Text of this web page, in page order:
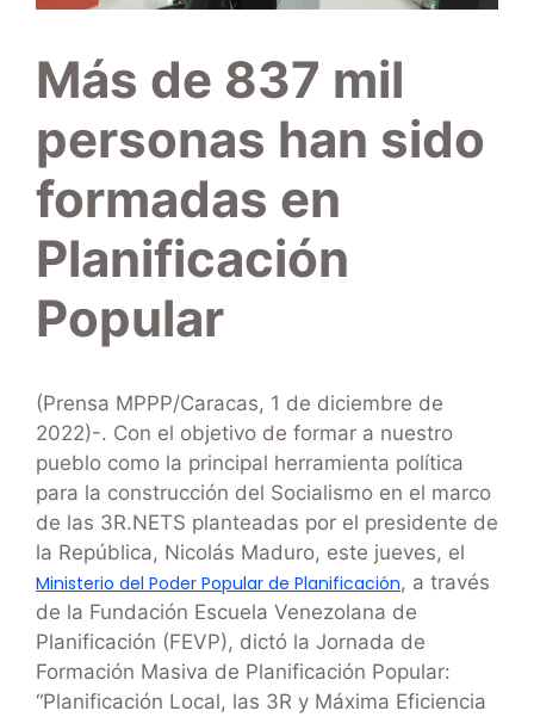
Más de 837 mil
personas han sido
formadas en
Planificación
Popular
(Prensa MPPP/Caracas, 1 de diciembre de
2022)-. Con el objetivo de formar a nuestro
pueblo como la principal herramienta política
para la construcción del Socialismo en el marco
de las 3R.NETS planteadas por el presidente de
la República, Nicolás Maduro, este jueves, el
Ministerio del Poder Popular de Planificación, a través
de la Fundación Escuela Venezolana de
Planificación (FEVP), dictó la Jornada de
Formación Masiva de Planificación Popular:
“Planificación Local, las 3R y Máxima Eficiencia